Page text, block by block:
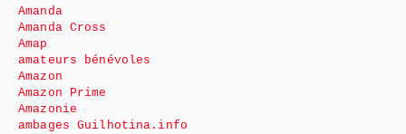
Amanda
Amanda Cross
Amap
amateurs bénévoles
Amazon
Amazon Prime
Amazonie
ambages Guilhotina.info